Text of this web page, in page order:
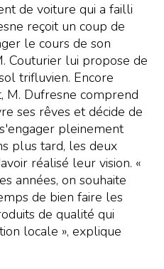
de voiture qui a failli
reçoit un coup de
le cours de son
Couturier lui propose de
trifluvien. Encore
M. Dufresne comprend
ses rêves et décide de
pleinement
plus tard, les deux
réalisé leur vision. «
années, on souhaite
de bien faire les
de qualité qui
locale », explique